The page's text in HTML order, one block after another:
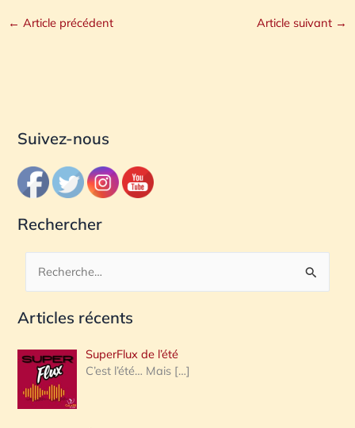
← Article précédent Article suivant →
Suivez-nous
Rechercher
c
e
r
c
Articles récents
SuperFlux de l’été
C’est l’été… Mais […]